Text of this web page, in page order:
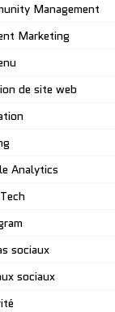
Management
Marketing
de site web
Analytics
sociaux
sociaux